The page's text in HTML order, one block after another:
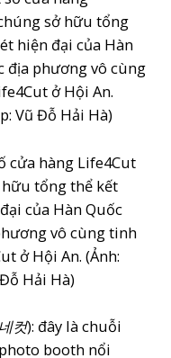
cửa hàng Life4Cut
tổng thể kết
của Hàn Quốc
vô cùng tinh
ở Hội An. (Ảnh:
Hải Hà)
컷): đây là chuỗi
booth nổi